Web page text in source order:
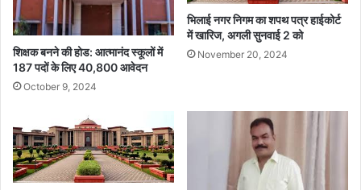
शिक्षक बनने की होड: आत्मानंद स्कूलों में
187 पदों के लिए 40,800 आवेदन
October 9, 2024
भिलाई नगर निगम का शपथ पत्र हाईकोर्ट
में खारिज, अगली सुनवाई 2 को
November 20, 2024